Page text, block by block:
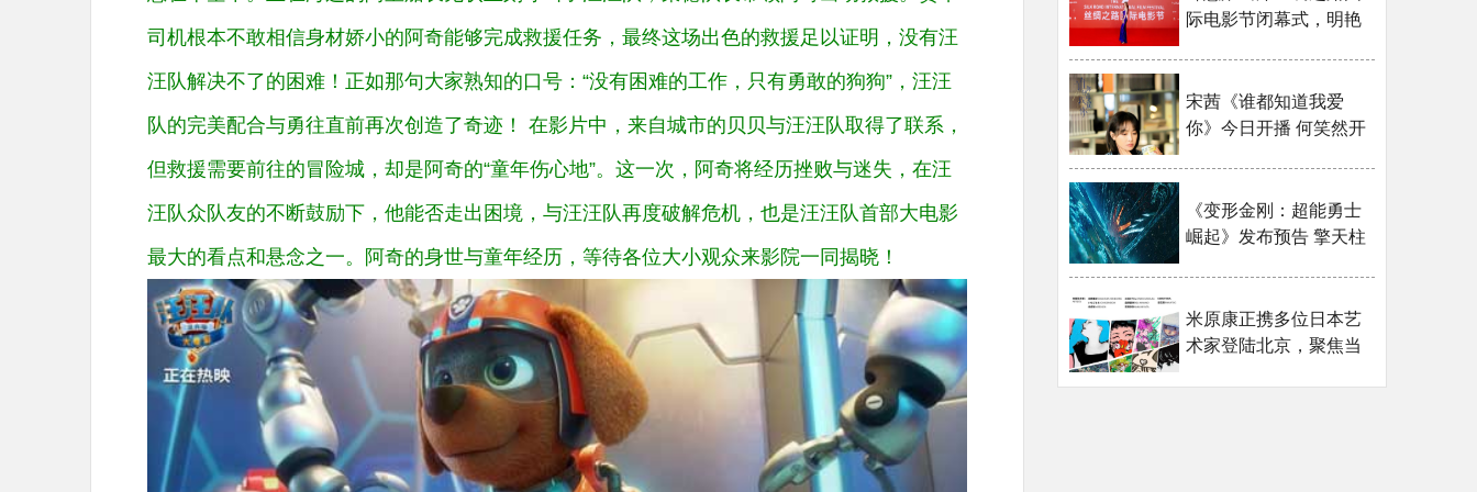
司机根本不敢相信身材娇小的阿奇能够完成救援任务，最终这场出色的救援足以证明，没有汪
汪队解决不了的困难！正如那句大家熟知的口号：“没有困难的工作，只有勇敢的狗狗”，汪汪
队的完美配合与勇往直前再次创造了奇迹！
在影片中，来自城市的贝贝与汪汪队取得了联系，
但救援需要前往的冒险城，却是阿奇的“童年伤心地”。这一次，阿奇将经历挫败与迷失，在汪
汪队众队友的不断鼓励下，他能否走出困境，与汪汪队再度破解危机，也是汪汪队首部大电影
最大的看点和悬念之一。阿奇的身世与童年经历，等待各位大小观众来影院一同揭晓！
际电影节闭幕式，明艳
宋茜《谁都知道我爱
你》今日开播 何笑然开
《变形金刚：超能勇士
崛起》发布预告 擎天柱
米原康正携多位日本艺
术家登陆北京，聚焦当